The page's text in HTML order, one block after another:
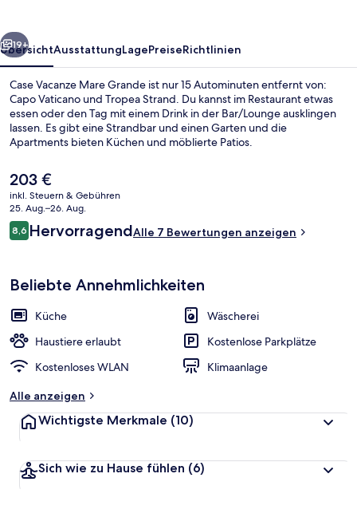
Weiter
19+
ÜbersichtAusstattungLagePreiseRichtlinien
Case Vacanze Mare Grande ist nur 15 Autominuten entfernt von:
Capo Vaticano und Tropea Strand. Du kannst im Restaurant etwas
essen oder den Tag mit einem Drink in der Bar/Lounge ausklingen
lassen. Es gibt eine Strandbar und einen Garten und die
Apartments bieten Küchen und möblierte Patios.
Der
aktuelle
Preis
beträgt
203 €.
203 €
inkl. Steuern & Gebühren
25. Aug.–26. Aug.
Bewertungen
8,68,6 von 10.
HervorragendAlle 7 Bewertungen anzeigen
Beliebte Annehmlichkeiten
Küche
Wäscherei
Haustiere erlaubt
Kostenlose Parkplätze
Kostenloses WLAN
Klimaanlage
Alle anzeigen
Wichtigste Merkmale (10)
Sich wie zu Hause fühlen (6)